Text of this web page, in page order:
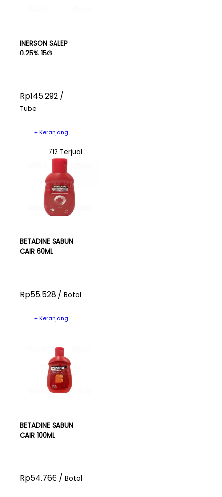
INERSON SALEP
0.25% 15G
Rp145.292 /
Tube
+ Keranjang
712 Terjual
BETADINE SABUN
CAIR 60ML
Rp55.528 / Botol
+ Keranjang
BETADINE SABUN
CAIR 100ML
Rp54.766 / Botol